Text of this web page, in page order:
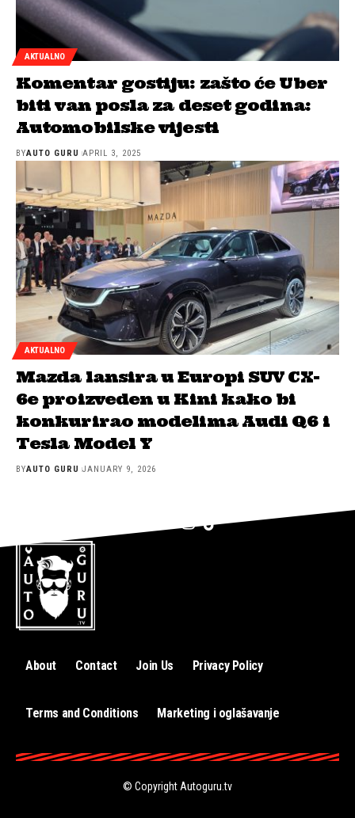
AKTUALNO
Komentar gostiju: zašto će Uber
biti van posla za deset godina:
Automobilske vijesti
BYAUTO GURU APRIL 3, 2025
AKTUALNO
Mazda lansira u Europi SUV CX-
6e proizveden u Kini kako bi
konkurirao modelima Audi Q6 i
Tesla Model Y
BYAUTO GURU JANUARY 9, 2026
About Contact Join Us Privacy Policy
Terms and Conditions Marketing i oglašavanje
© Copyright Autoguru.tv